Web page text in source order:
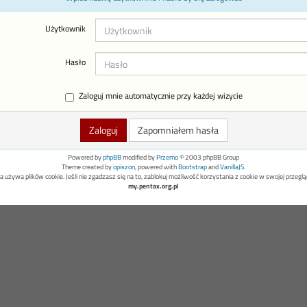
Użytkownik
Hasło
Zaloguj mnie automatycznie przy każdej wizycie
Zapomniałem hasła
Powered byphpBBmodified byPrzemo© 2003 phpBB Group
Theme created byopiszon, powered withBootstrapandVanillaJS.
używa plików cookie. Jeśli nie zgadzasz się na to, zablokuj możliwość korzystania z cookie w swojej
my.pentax.org.pl